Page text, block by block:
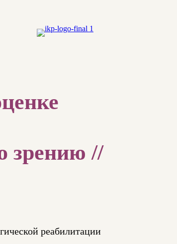
зрению //
реабилитации